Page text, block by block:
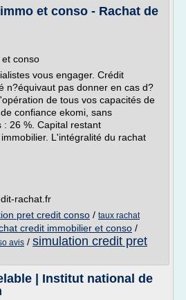
et conso - Rachat de
conso
vous engager. Crédit
n?équivaut pas donner en cas d?
de tous vos capacités de
confiance ekomi, sans
: 26 %. Capital restant
L'intégralité du rachat
rachat.fr
pret credit conso / taux rachat
credit immobilier et conso /
avis / simulation credit pret
| Institut national de